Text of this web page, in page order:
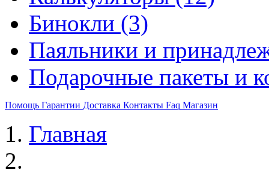
Бинокли (3)
Паяльники и
Подарочные пакеты и
Помощь Гарантии Доставка Контакты Faq Магазин
Главная